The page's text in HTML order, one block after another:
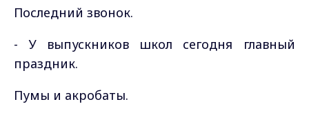
Последний звонок.
- У выпускников школ сегодня главный
праздник.
Пумы и акробаты.